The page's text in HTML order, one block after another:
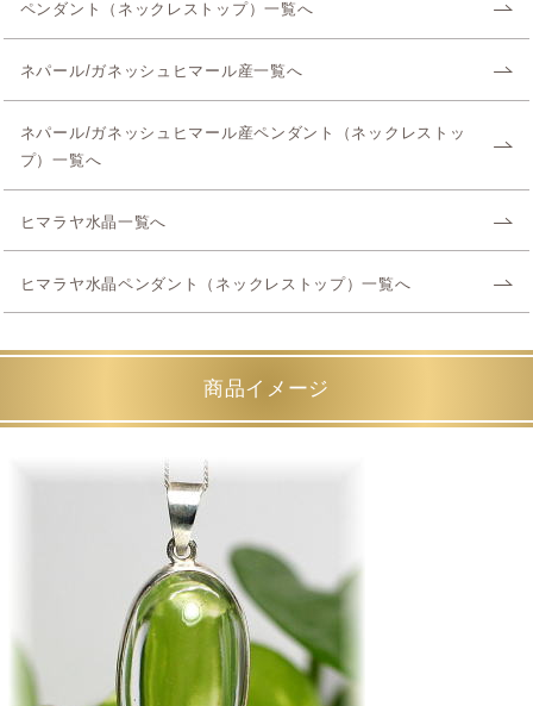
ペンダント（ネックレストップ）一覧へ
ネパール/ガネッシュヒマール産一覧へ
ネパール/ガネッシュヒマール産ペンダント（ネックレストッ
プ）一覧へ
ヒマラヤ水晶一覧へ
ヒマラヤ水晶ペンダント（ネックレストップ）一覧へ
商品イメージ